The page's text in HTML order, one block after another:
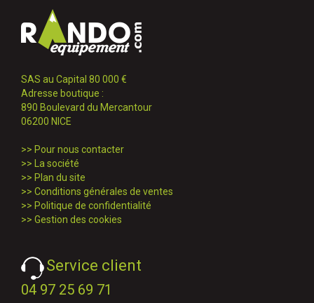
SAS au Capital 80 000 €
Adresse boutique :
890 Boulevard du Mercantour
06200 NICE
>> Pour nous contacter
>>
La société
>> Plan du site
>> Conditions générales de ventes
>> Politique de confidentialité
>> Gestion des cookies
Service client
04 97 25 69 71